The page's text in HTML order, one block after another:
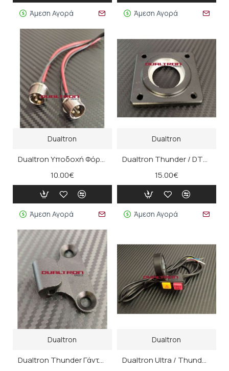
Άμεση Αγορά Άμεση Αγορά
Dualtron
Dualtron Υποδοχή Φόρτισης 3Pins
10.00€
Άμεση Αγορά
Dualtron
Dualtron Thunder / DT3 Καπάκι Ανάρτησης (Πίσω)
15.00€
Άμεση Αγορά
Dualtron
Dualtron Thunder Γάντζος Ασφάλισης
Dualtron
Dualtron Ultra / Thunder MultiSwitch